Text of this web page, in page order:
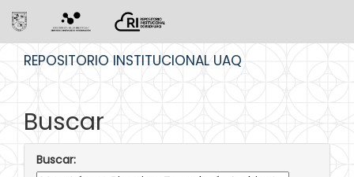
REPOSITORIO INSTITUCIONAL UAQ
Buscar
Buscar: